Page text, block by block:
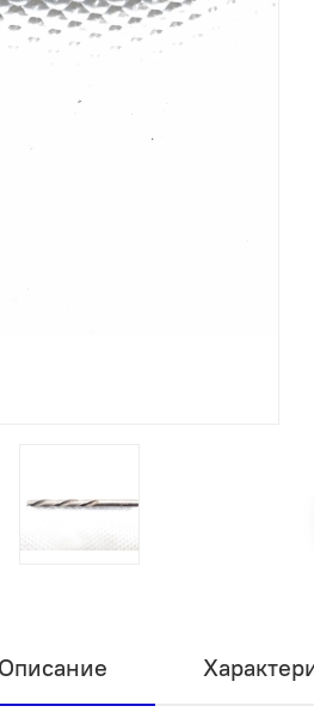
Описание